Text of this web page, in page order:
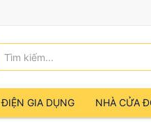
ĐIỆN GIA DỤNG NHÀ CỬA